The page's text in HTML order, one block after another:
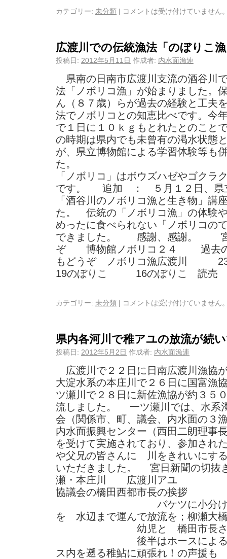
カテゴリー: 未分類 | コメントは受け付けていません
広渡川での伝統漁法「のぼりこ
投稿日: 2012年5月11日 作成者: 内水面漁連
県南の日南市広渡川支流の酒谷川
法「ノボリコ漁」が始まりました。
ん（８７歳）らが過去の経験と工夫
法でノボリコとの知恵比べです。今
で１日に１０ｋｇもとれたとのこ
の時期は県内でも未曾有の渇水状態
が、県立博物館による学習体験等も
「ノボリコ」はボウズハゼやゴクラ
です。 追加 ： ５月１２日、県
「酒谷川のノボリコ漁と生き物」講
た。 伝統の「ノボリコ漁」の体験
めったに食べられない「ノボリコの
できました。 感謝、感謝。 宮
ぞ 博物館ノボリコ２４ 過去の
もどうぞ ノボリコ漁広渡
19のぼりこ 16のぼ
カテゴリー: 未分類 | コメントは受け付けていません
県内各河川で稚アユの放流が続
投稿日: 2012年5月2日 作成者: 内水面漁連
広渡川で２２日に日南広渡川漁協
大淀水系の本庄川で２６日に国富漁
ツ瀬川で２８日に新佐漁協が約３５
流しました。 一ツ瀬川では、水系
会（関係市、町、議会、内水面の３
内水面振興センター（西田二朗理事
を受けて実施されており、参加され
や父兄の皆さんに 川をきれいにす
いただきました。 宮日新聞の切抜
瀬・本庄川 広渡川ア
協議会の橋田西都市長の挨
バケツに小分けして
を 水辺まで運んで放流を；柳瀬大
幼児と 橋田市長さん
後半はホースによる
ス内を遡る稚鮎に頑張